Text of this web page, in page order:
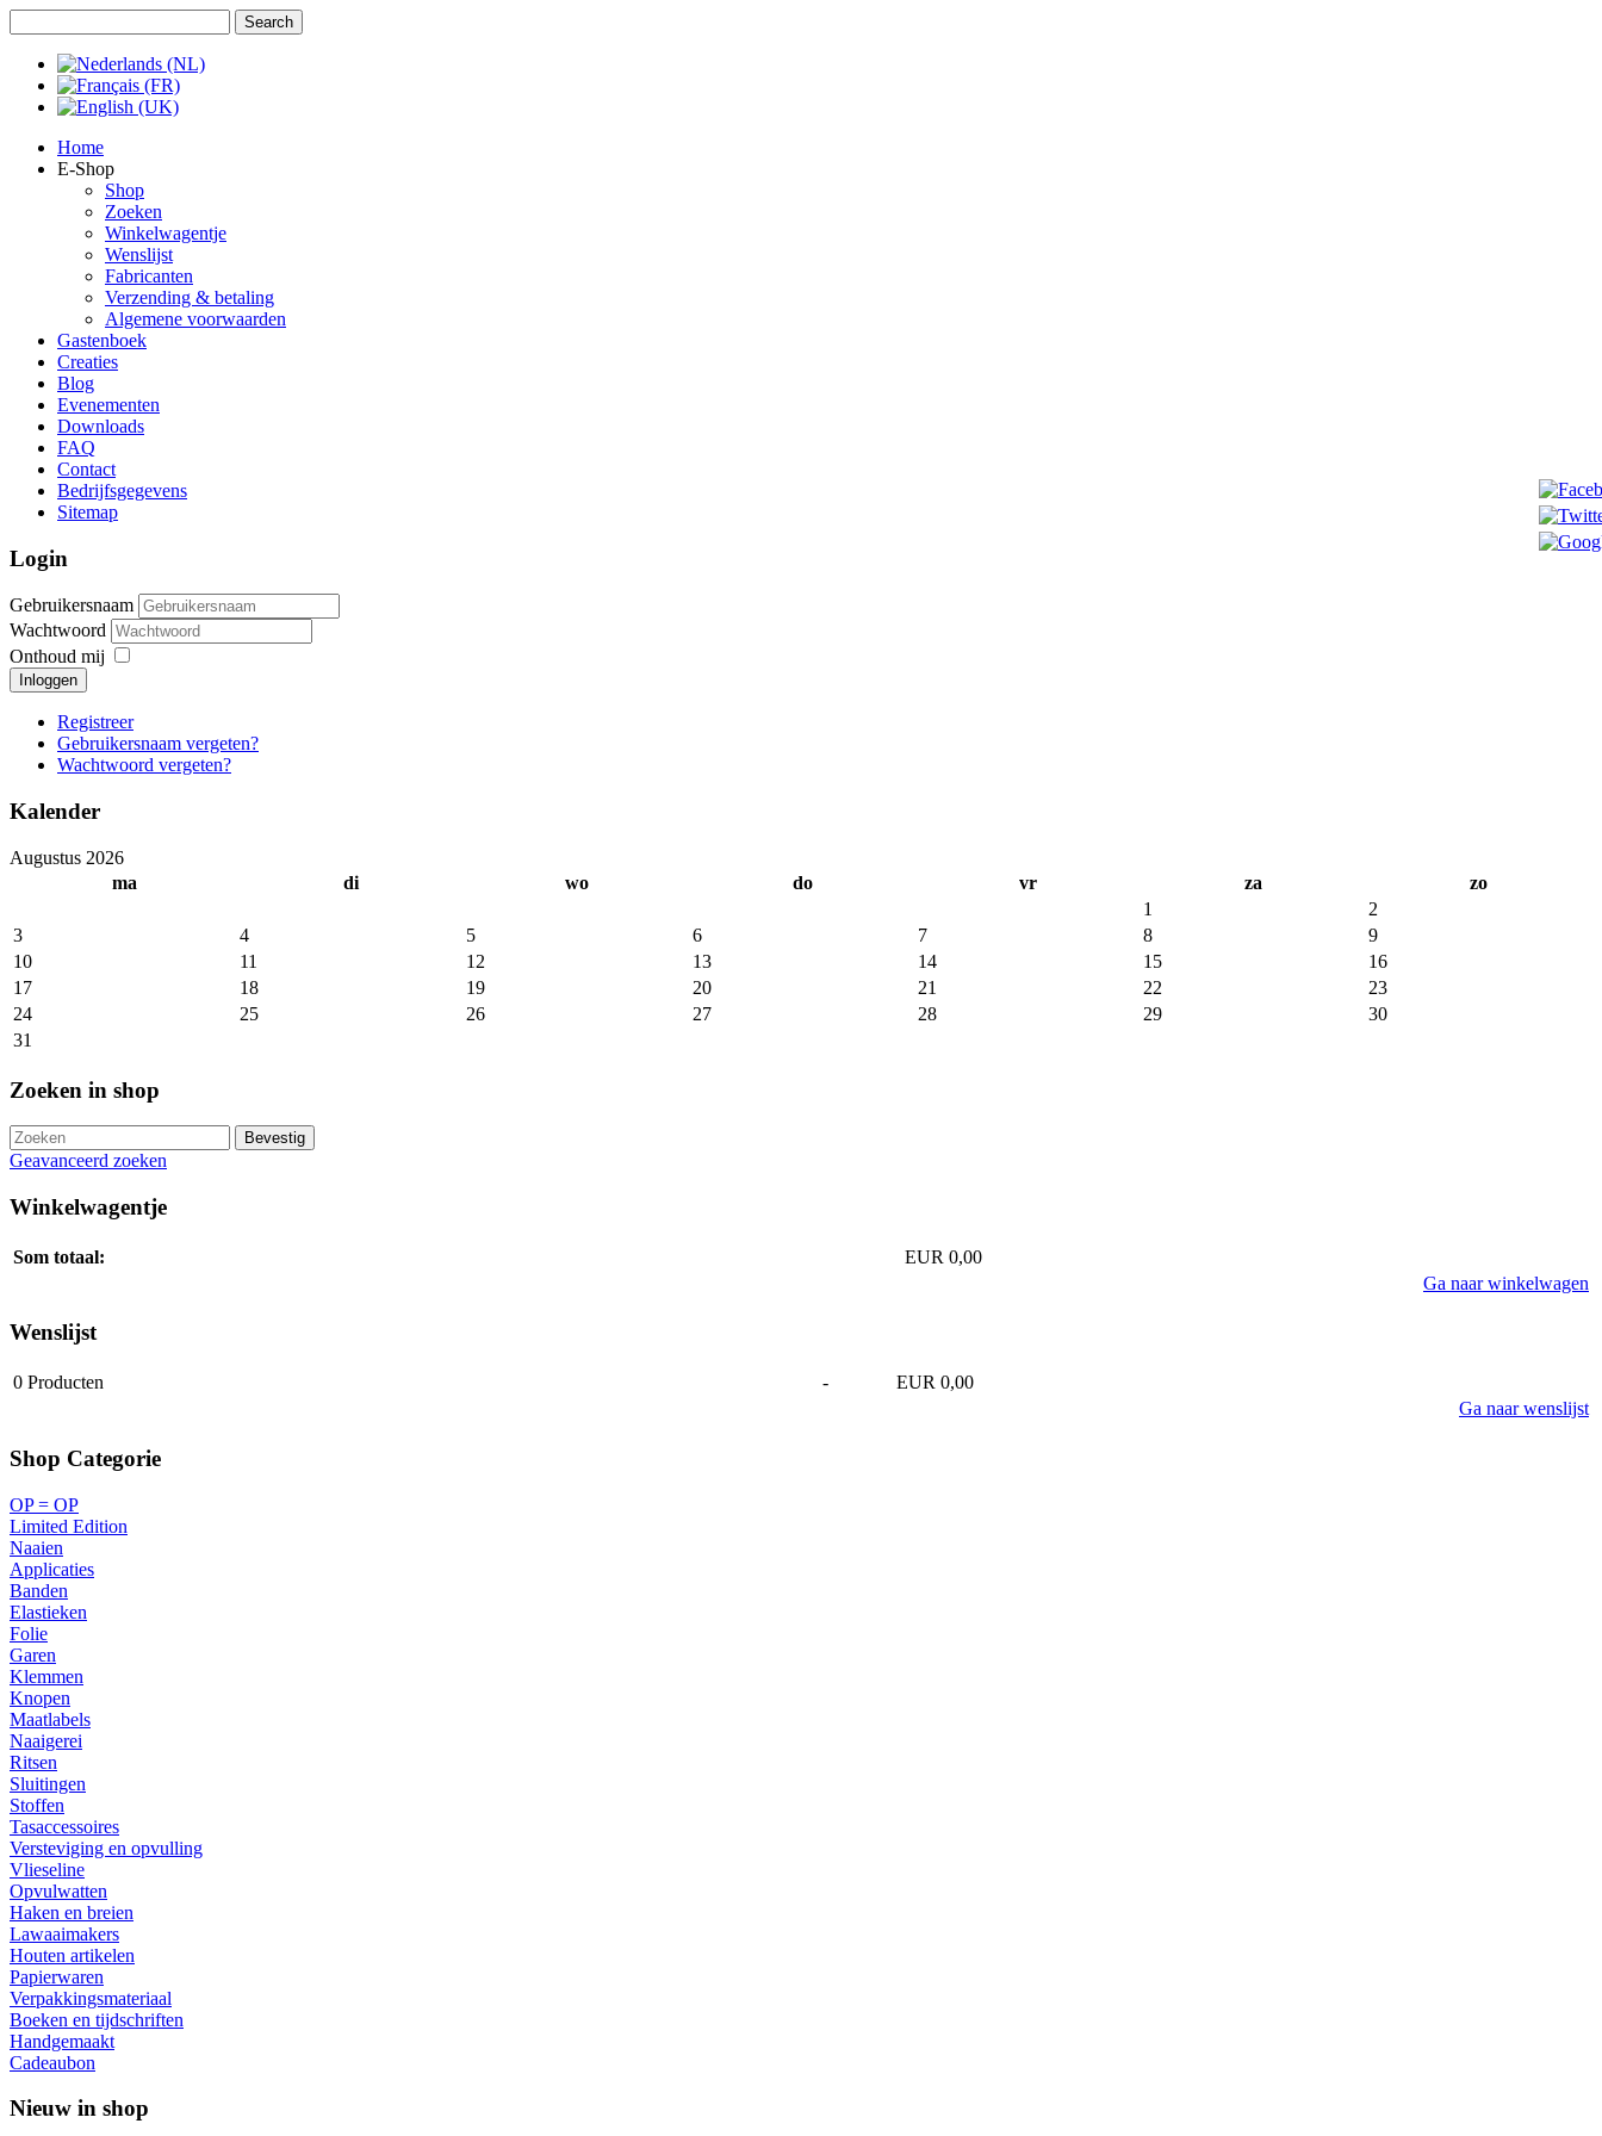
Home
E-Shop
Shop
Zoeken
Winkelwagentje
Wenslijst
Fabricanten
Verzending & betaling
Algemene voorwaarden
Gastenboek
Creaties
Blog
Evenementen
Downloads
FAQ
Contact
Bedrijfsgegevens
Sitemap
Login
Gebruikersnaam
Wachtwoord
Onthoud mij
Inloggen
Registreer
Gebruikersnaam vergeten?
Wachtwoord vergeten?
Kalender
Augustus 2026
ma
di wo do vr za
zo
1
2
3
4 5 6 7 8
9
10
11 12 13 14 15
16
17
18 19 20 21 22
23
24
25 26 27 28 29
30
31
Zoeken in shop
Geavanceerd zoeken
Winkelwagentje
Som totaal:
EUR 0,00
Ga naar winkelwagen
Wenslijst
0 Producten -
EUR 0,00
Ga naar wenslijst
Shop Categorie
OP = OP
Limited Edition
Naaien
Applicaties
Banden
Elastieken
Folie
Garen
Klemmen
Knopen
Maatlabels
Naaigerei
Ritsen
Sluitingen
Stoffen
Tasaccessoires
Versteviging en opvulling
Vlieseline
Opvulwatten
Haken en breien
Lawaaimakers
Houten artikelen
Papierwaren
Verpakkingsmateriaal
Boeken en tijdschriften
Handgemaakt
Cadeaubon
Nieuw in shop